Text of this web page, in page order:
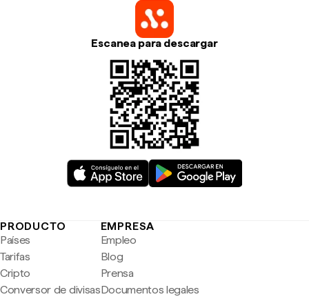
Escanea para descargar
PRODUCTO
Países
Tarifas
Cripto
Conversor de divisas
EMPRESA
Empleo
Blog
Prensa
Documentos legales